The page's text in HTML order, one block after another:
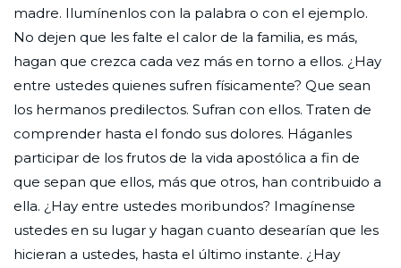
madre. Ilumínenlos con la palabra o con el ejemplo.
No dejen que les falte el calor de la familia, es más,
hagan que crezca cada vez más en torno a ellos. ¿Hay
entre ustedes quienes sufren físicamente? Que sean
los hermanos predilectos. Sufran con ellos. Traten de
comprender hasta el fondo sus dolores. Háganles
participar de los frutos de la vida apostólica a fin de
que sepan que ellos, más que otros, han contribuido a
ella. ¿Hay entre ustedes moribundos? Imagínense
ustedes en su lugar y hagan cuanto desearían que les
hicieran a ustedes, hasta el último instante. ¿Hay